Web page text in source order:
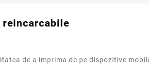
reincarcabile
de a imprima de pe dispozitive